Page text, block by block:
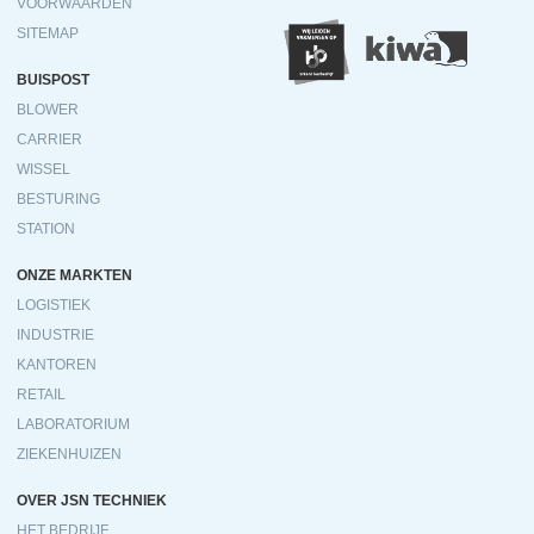
VOORWAARDEN
SITEMAP
BUISPOST
BLOWER
CARRIER
WISSEL
BESTURING
STATION
ONZE MARKTEN
LOGISTIEK
INDUSTRIE
KANTOREN
RETAIL
LABORATORIUM
ZIEKENHUIZEN
OVER JSN TECHNIEK
HET BEDRIJF